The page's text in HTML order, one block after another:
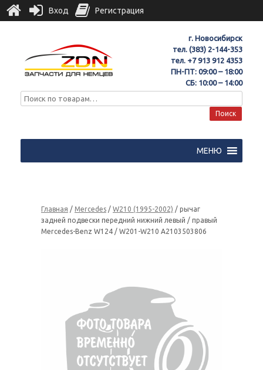
г. Новосибирск
тел. (383) 2-144-353
тел. +7 913 912 4353
ПН-ПТ: 09:00 – 18:00
СБ: 10:00 – 14:00
Поиск
МЕНЮ
Главная / Mercedes / W210 (1995-2002) / рычаг
задней подвески передний нижний левый / правый
Mercedes-Benz W124 / W201-W210 A2103503806
Вход Регистрация